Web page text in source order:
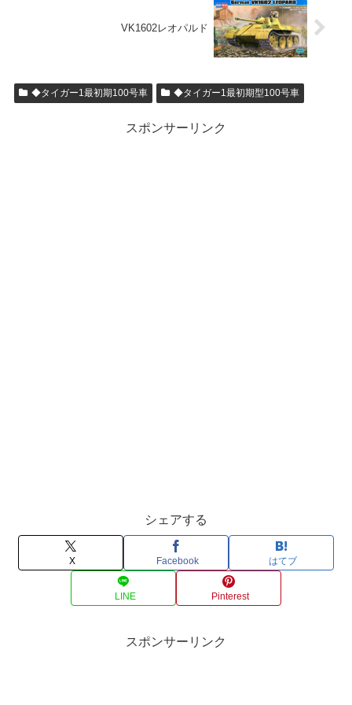
VK1602レオパルド
◆タイガー1最初期100号車 ◆タイガー1最初期型100号車
スポンサーリンク
シェアする
X Facebook はてブ
LINE Pinterest
スポンサーリンク